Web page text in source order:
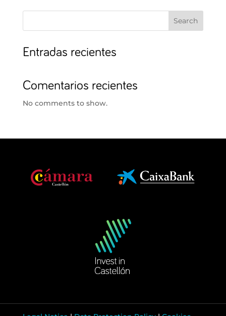
Search
Entradas recientes
Comentarios recientes
No comments to show.